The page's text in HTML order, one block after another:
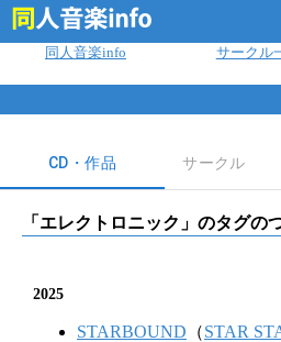
同人音楽info サークル
CD・作品 サークル
「 エレクトロニック 」のタグの
2025
STARBOUND （STAR